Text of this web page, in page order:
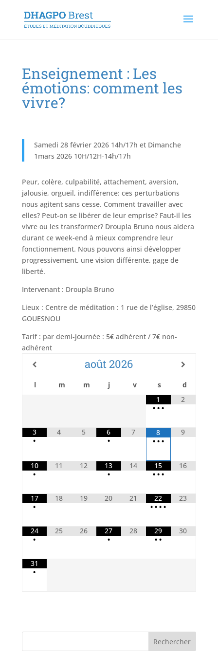
Enseignement : Les
émotions: comment les
vivre?
Samedi 28 février 2026 14h/17h et Dimanche
1mars 2026 10H/12H-14h/17h
Peur, colère, culpabilité, attachement, aversion,
jalousie, orgueil, indifférence: ces perturbations
nous agitent sans cesse. Comment travailler avec
elles? Peut-on se libérer de leur emprise? Faut-il les
vivre ou les transformer? Droupla Brunonous aidera
durant ce week-end à mieux comprendre leur
fonctionnement. Nous pouvons ainsi développer
progressivement, une vision différente, gage de
liberté.
Intervenant : Droupla Bruno
Lieux : Centre de méditation : 1 rue de l’église, 29850
GOUESNOU
Tarif : par demi-journée : 5€ adhérent / 7€ non-
adhérent
août2026
l m m j v s
d
1
• • •
2
3
•
4 5
6
•
7
8
• • •
9
10
•
11 12
13
•
14
15
• • •
16
17
•
18 19 20 21
22
••••
23
24
•
25 26
27
•
28
29
••
30
31
•